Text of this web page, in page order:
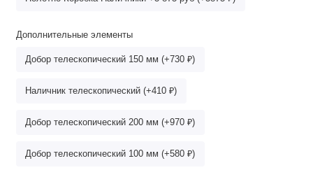
Дополнительные элементы
Добор телескопический 150 мм (+730 ₽)
Наличник телескопический (+410 ₽)
Добор телескопический 200 мм (+970 ₽)
Добор телескопический 100 мм (+580 ₽)